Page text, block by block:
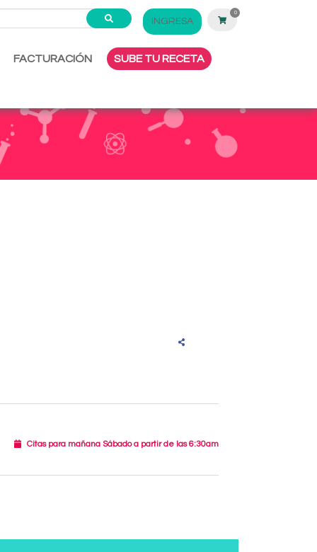
INGRESA
0
FACTURACIÓN SUBE TU RECETA
Citas para mañana Sábado a partir de las 6:30am